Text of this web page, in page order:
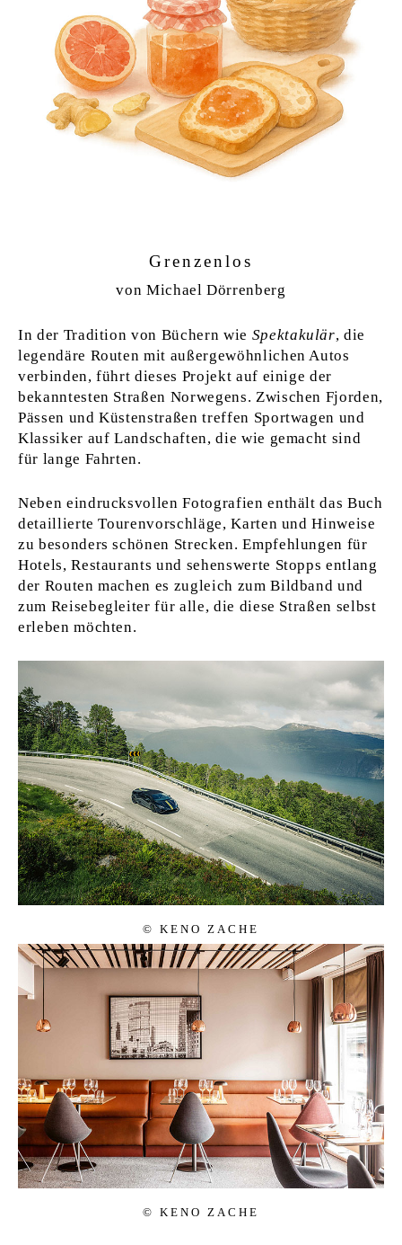
Grenzenlos
von Michael Dörrenberg
In der Tradition von Büchern wie Spektakulär, die
legendäre Routen mit außergewöhnlichen Autos
verbinden, führt dieses Projekt auf einige der
bekanntesten Straßen Norwegens. Zwischen Fjorden,
Pässen und Küstenstraßen treffen Sportwagen und
Klassiker auf Landschaften, die wie gemacht sind
für lange Fahrten.
Neben eindrucksvollen Fotografien enthält das Buch
detaillierte Tourenvorschläge, Karten und Hinweise
zu besonders schönen Strecken. Empfehlungen für
Hotels, Restaurants und sehenswerte Stopps entlang
der Routen machen es zugleich zum Bildband und
zum Reisebegleiter für alle, die diese Straßen selbst
erleben möchten.
© KENO ZA­CHE
© KENO ZA­CHE